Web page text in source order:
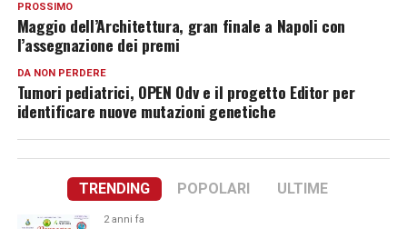
PROSSIMO
Maggio dell’Architettura, gran finale a Napoli con
l’assegnazione dei premi
DA NON PERDERE
Tumori pediatrici, OPEN Odv e il progetto Editor per
identificare nuove mutazioni genetiche
TRENDING POPOLARI ULTIME
2 anni fa